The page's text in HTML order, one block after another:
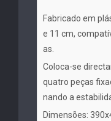
Fabricado em
e 11 cm,
as.
Coloca-se
quatro peças
nando a
Dimensões: